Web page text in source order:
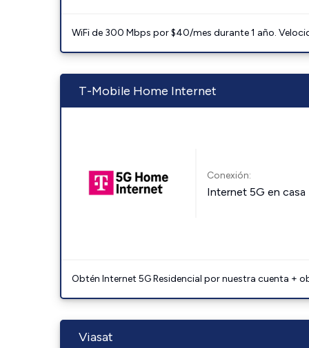
WiFi de 300 Mbps por $40/mes durante 1 año.
T-Mobile Home Internet
Conexión:
Internet 5G en casa
Obtén Internet 5G Residencial por nuestra cuenta +
Viasat